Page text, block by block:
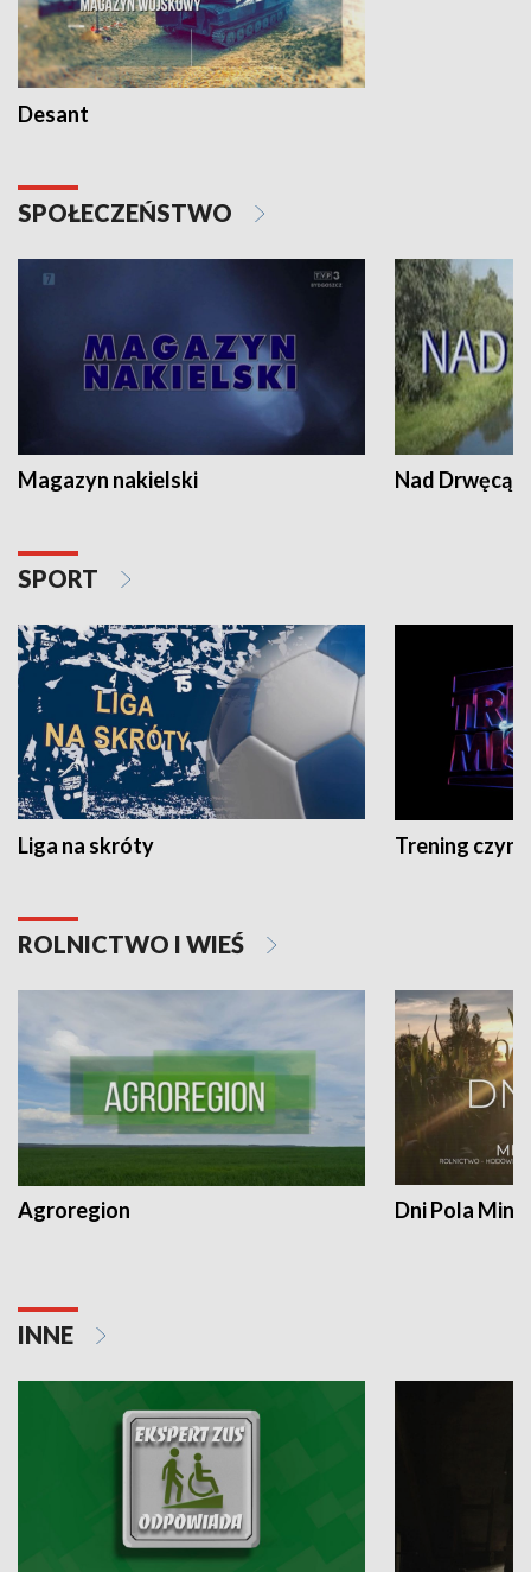
Desant
SPOŁECZEŃSTWO
Magazyn nakielski Nad Drwęcą
SPORT
Liga na skróty Trening czyni
ROLNICTWO I WIEŚ
Agroregion Dni Pola
INNE